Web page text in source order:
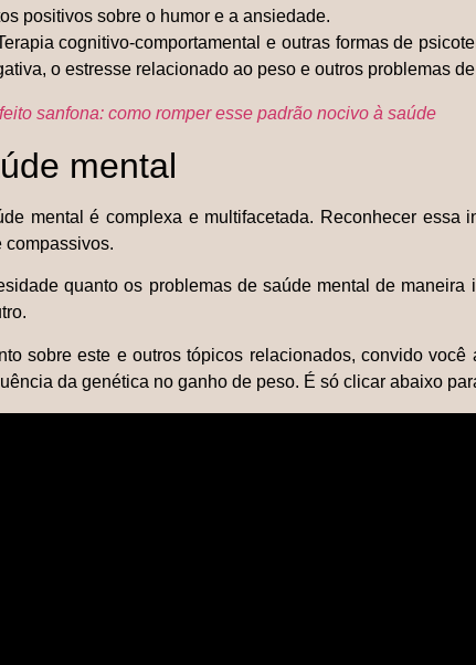
positivos sobre o humor e a ansiedade.
cognitivo-comportamental e outras formas de
o estresse relacionado ao peso e outros problemas
sanfona: como romper esse padrão nocivo à saúde
mental
mental é complexa e multifacetada. Reconhecer essa
compassivos.
quanto os problemas de saúde mental de maneira
sobre este e outros tópicos relacionados, convido
da genética no ganho de peso. É só clicar abaixo